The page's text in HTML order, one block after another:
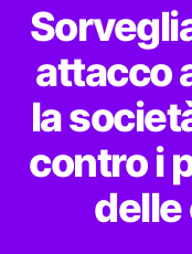
attacco
la
contro i
delle